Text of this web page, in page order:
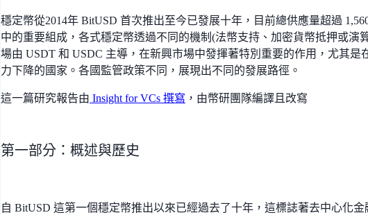
穩定幣從2014年 BitUSD 首次推出至今已發展十年，目前總供應量超過
中的重要組成，各式穩定幣透過不同的機制(法幣支持、加密貨幣抵押或演
場由 USDT 和 USDC 主導，在新興市場中發揮著特別重要的作用，尤其是
力下降的國家。各國監管政策不同，展現出不同的發展路徑。
這一篇研究報告由 Insight for VCs 撰寫 ，由幣研團隊編譯且改寫
第一部分：概述與歷史
自 BitUSD 這第一個穩定幣推出以來已經過去了十年，這標誌著去中心化